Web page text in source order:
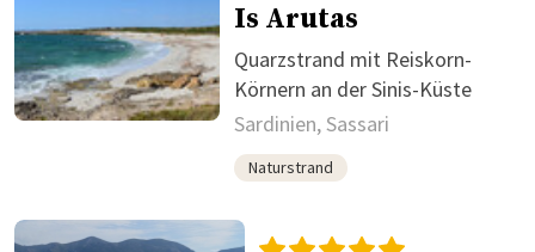
Is Arutas
Quarzstrand mit Reiskorn-
Körnern an der Sinis-Küste
Sardinien, Sassari
Naturstrand